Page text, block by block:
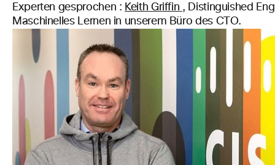
Experten gesprochen : Keith Griffin , Distinguished
Maschinelles Lernen in unserem Büro des CTO.